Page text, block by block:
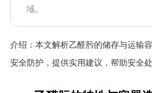
域。
介绍： 本文解析乙醛肟的储存与运输
安全防护，提供实用建议，帮助安全